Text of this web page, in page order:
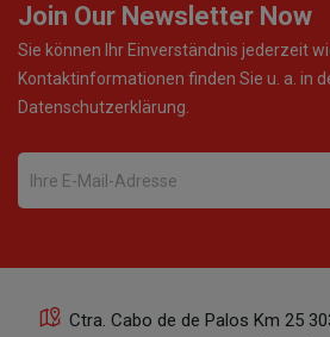
Join Our Newsletter Now
Sie können Ihr Einverständnis jederzeit
Kontaktinformationen finden Sie u. a. in
Datenschutzerklärung.
Ctra. Cabo de de Palos Km 25